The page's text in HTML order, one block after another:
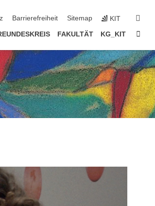
Barrierefreiheit Sitemap KIT
FAKULTÄT KG_KIT